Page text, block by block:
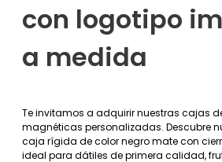
con logotipo
a medida
Te invitamos a adquirir nuestras cajas
magnéticas personalizadas. Descubre
caja rígida de color negro mate con
ideal para dátiles de primera calidad,